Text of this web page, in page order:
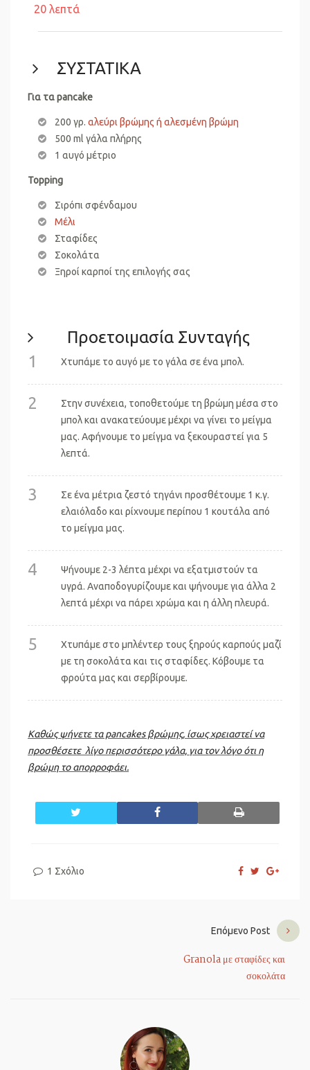
20 λεπτά
ΣΥΣΤΑΤΙΚΑ
Για τα pancake
200 γρ. αλεύρι βρώμης ή αλεσμένη βρώμη
500 ml γάλα πλήρης
1 αυγό μέτριο
Topping
Σιρόπι σφένδαμου
Μέλι
Σταφίδες
Σοκολάτα
Ξηροί καρποί της επιλογής σας
Προετοιμασία Συνταγής
1
Χτυπάμε το αυγό με το γάλα σε ένα μπολ.
2
Στην συνέχεια, τοποθετούμε τη βρώμη μέσα στο
μπολ και ανακατεύουμε μέχρι να γίνει το μείγμα
μας. Αφήνουμε το μείγμα να ξεκουραστεί για 5
λεπτά.
3
Σε ένα μέτρια ζεστό τηγάνι προσθέτουμε 1 κ.γ.
ελαιόλαδο και ρίχνουμε περίπου 1 κουτάλα από
το μείγμα μας.
4
Ψήνουμε 2-3 λέπτα μέχρι να εξατμιστούν τα
υγρά. Αναποδογυρίζουμε και ψήνουμε για άλλα 2
λεπτά μέχρι να πάρει χρώμα και η άλλη πλευρά.
5
Χτυπάμε στο μπλέντερ τους ξηρούς καρπούς μαζί
με τη σοκολάτα και τις σταφίδες. Κόβουμε τα
φρούτα μας και σερβίρουμε.
Καθώς ψήνετε τα pancakes βρώμης, ίσως χρειαστεί να
προσθέσετε λίγο περισσότερο γάλα, για τον λόγο ότι η
βρώμη το απορροφάει.
facebook print
1 Σχόλιο
Επόμενο Post
Granola με σταφίδες και
σοκολάτα